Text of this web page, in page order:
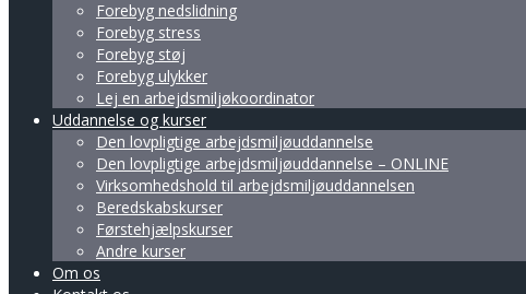
Forebyg nedslidning
Forebyg stress
Forebyg støj
Forebyg ulykker
Lej en arbejdsmiljøkoordinator
Uddannelse og kurser
Den lovpligtige arbejdsmiljøuddannelse
Den lovpligtige arbejds­miljø­uddannelse – ONLINE
Virksomhedshold til arbejdsmiljøuddannelsen
Beredskabskurser
Førstehjælpskurser
Andre kurser
Om os